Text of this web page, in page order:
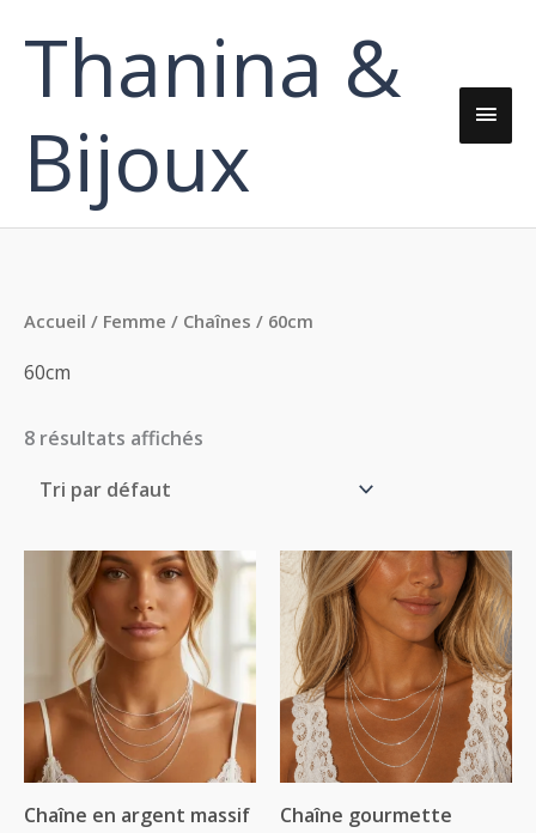
Thanina &
Bijoux
Accueil / Femme / Chaînes / 60cm
60cm
8 résultats affichés
Chaîne en argent massif
Plage
de
prix :
14.00€
18.00€
Chaîne gourmette
Plage
de
prix :
20.00€
à
29.00€